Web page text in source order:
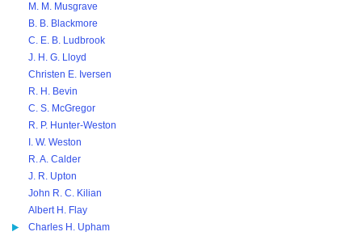
M. M. Musgrave
B. B. Blackmore
C. E. B. Ludbrook
J. H. G. Lloyd
Christen E. Iversen
R. H. Bevin
C. S. McGregor
R. P. Hunter-Weston
I. W. Weston
R. A. Calder
J. R. Upton
John R. C. Kilian
Albert H. Flay
Charles H. Upham